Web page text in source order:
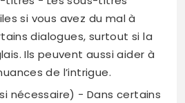
si vous avez du mal à
dialogues, surtout si la
Ils peuvent aussi aider à
de l’intrigue.
nécessaire) − Dans certains